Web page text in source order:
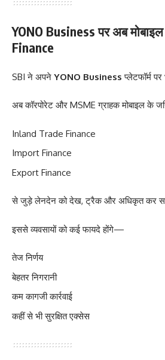
YONO Business पर अब
Finance
SBI ने अपने YONO Business प्लेटफॉर्म पर
अब कॉरपोरेट और MSME ग्राहक मोबाइल के
Inland Trade Finance
Import Finance
Export Finance
से जुड़े लेनदेन को देख, ट्रैक और अधिकृत कर
इससे व्यवसायों को कई फायदे होंगे—
तेज निर्णय
बेहतर निगरानी
कम कागजी कार्रवाई
कहीं से भी सुरक्षित एक्सेस